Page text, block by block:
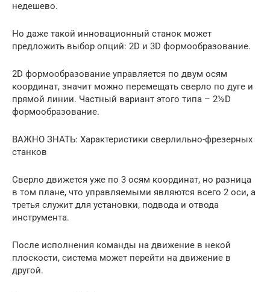
недешево.
Но даже такой инновационный станок может
предложить выбор опций: 2D и 3D формообразование.
2D формообразование управляется по двум осям
координат, значит можно перемещать сверло по дуге и
прямой линии. Частный вариант этого типа – 2½D
формообразование.
ВАЖНО ЗНАТЬ: Характеристики сверлильно-фрезерных
станков
Сверло движется уже по 3 осям координат, но разница
в том плане, что управляемыми являются всего 2 оси, а
третья служит для установки, подвода и отвода
инструмента.
После исполнения команды на движение в некой
плоскости, система может перейти на движение в
другой.